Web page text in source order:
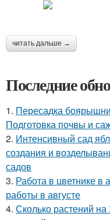
читать дальше →
Последние
1. Пересадка
Подготовка почвы и
2. Интенсивный сад
создания и
садов
3. Работа в цветнике в
работы в августе
4. Сколько растений